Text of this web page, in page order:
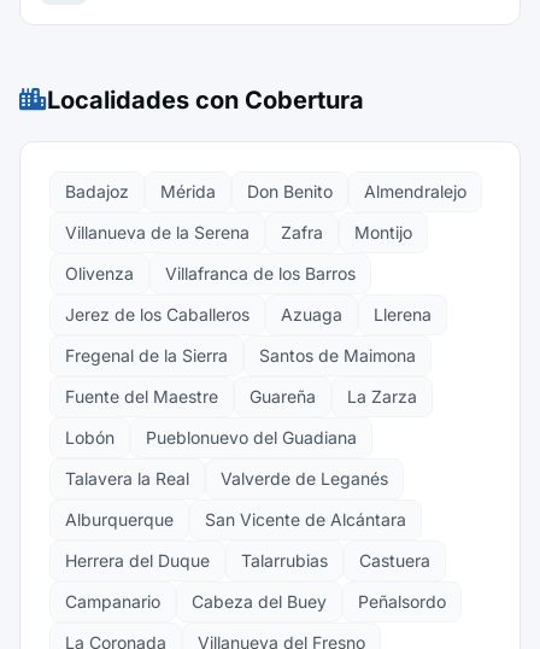
Localidades con Cobertura
Badajoz Mérida Don Benito
Almendralejo
Villanueva de la Serena
Zafra
Montijo
Olivenza
Villafranca de los Barros
Jerez de los Caballeros
Azuaga
Llerena
Fregenal de la Sierra
Santos de Maimona
Fuente del Maestre
Guareña
La Zarza
Lobón
Pueblonuevo del Guadiana
Talavera la Real
Valverde de Leganés
Alburquerque
San Vicente de Alcántara
Herrera del Duque
Talarrubias
Castuera
Campanario
Cabeza del Buey
Peñalsordo
La Coronada
Villanueva del Fresno